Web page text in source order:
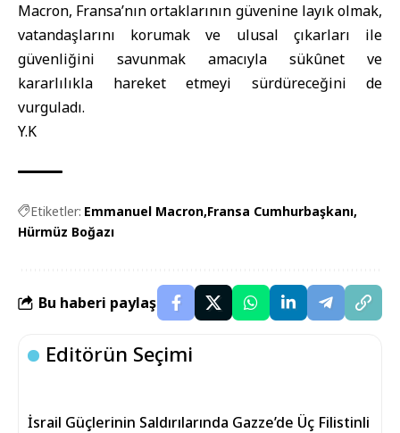
Macron, Fransa’nın ortaklarının güvenine layık olmak,
vatandaşlarını korumak ve ulusal çıkarları ile
güvenliğini savunmak amacıyla sükûnet ve
kararlılıkla hareket etmeyi sürdüreceğini de
vurguladı.
Y.K
Etiketler: Emmanuel Macron Fransa Cumhurbaşkanı
Hürmüz Boğazı
Bu haberi paylaş
Editörün Seçimi
İsrail Güçlerinin Saldırılarında Gazze’de Üç Filistinli